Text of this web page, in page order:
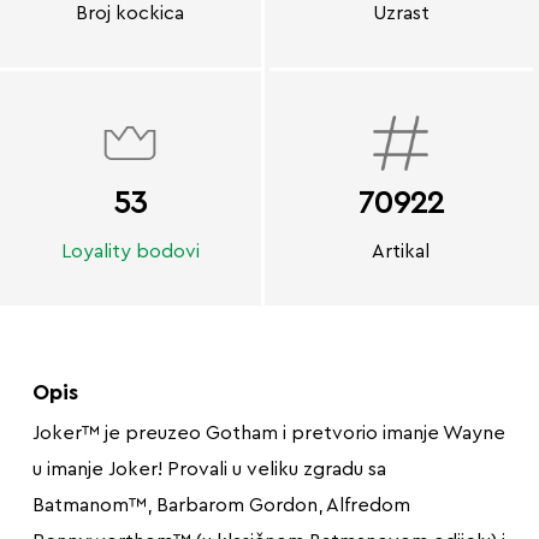
Broj kockica Uzrast
53
Loyality bodovi
70922
Artikal
Opis
Joker™ je preuzeo Gotham i pretvorio imanje Wayne
u imanje Joker! Provali u veliku zgradu sa
Batmanom™, Barbarom Gordon, Alfredom